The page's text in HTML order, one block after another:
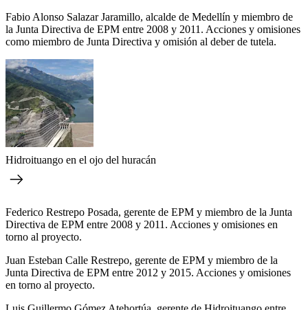
Fabio Alonso Salazar Jaramillo, alcalde de Medellín y miembro de
la Junta Directiva de EPM entre 2008 y 2011. Acciones y omisiones
como miembro de Junta Directiva y omisión al deber de tutela.
Hidroituango en el ojo del huracán
Federico Restrepo Posada, gerente de EPM y miembro de la Junta
Directiva de EPM entre 2008 y 2011. Acciones y omisiones en
torno al proyecto.
Juan Esteban Calle Restrepo, gerente de EPM y miembro de la
Junta Directiva de EPM entre 2012 y 2015. Acciones y omisiones
en torno al proyecto.